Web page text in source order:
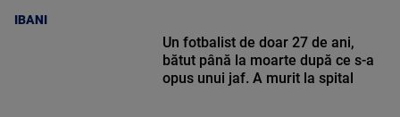
IBANI
Un fotbalist de doar 27 de ani,
bătut până la moarte după ce s-a
opus unui jaf. A murit la spital